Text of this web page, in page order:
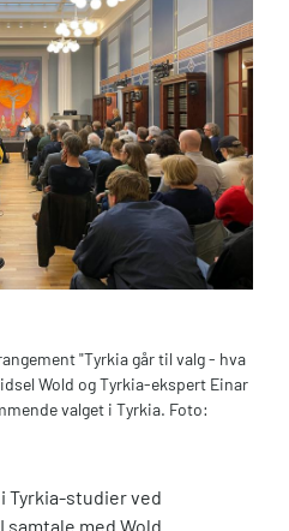
"Tyrkia går til valg - hva
Wold og Tyrkia-ekspert Einar
valget i Tyrkia. Foto:
Tyrkia-studier ved
samtale med Wold